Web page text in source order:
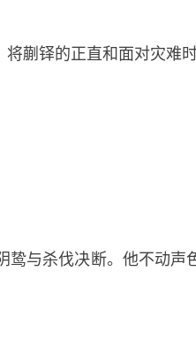
蒯铎的正直和面对灾难
与杀伐决断。他不动